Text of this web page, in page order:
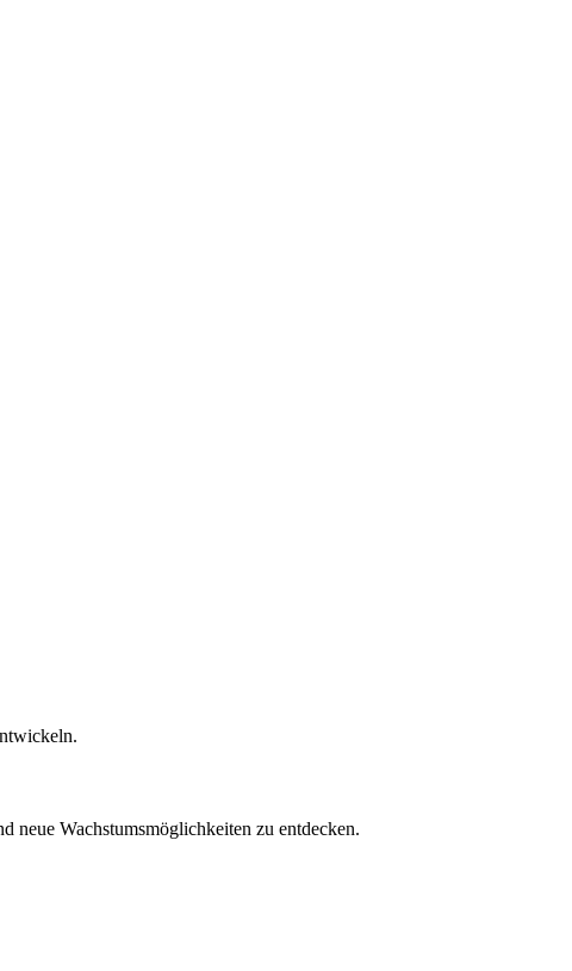
neue Wachstumsmöglichkeiten zu entdecken.